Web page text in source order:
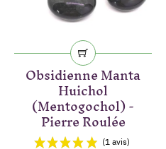
Obsidienne Manta
Huichol
(Mentogochol) -
Pierre Roulée